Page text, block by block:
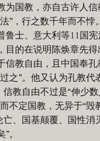
为国教，亦自古许人信
”，行之数千年而不悖
鲁士、意大利等11国
目的在说明陈焕章先得
信教自由，且中国奉孔
之”。他又认为孔教代
教自由不过是“伸少
不定国教，无异于“毁
亡、国基颠覆、国性消
。